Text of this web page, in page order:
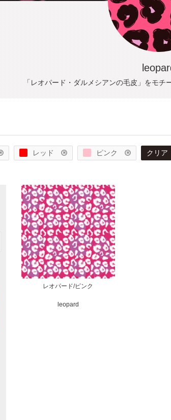
「レオパード・ダルメシアンの毛皮」をモチ
レッド ピンク クリア
レオパード/ピンク
leopard